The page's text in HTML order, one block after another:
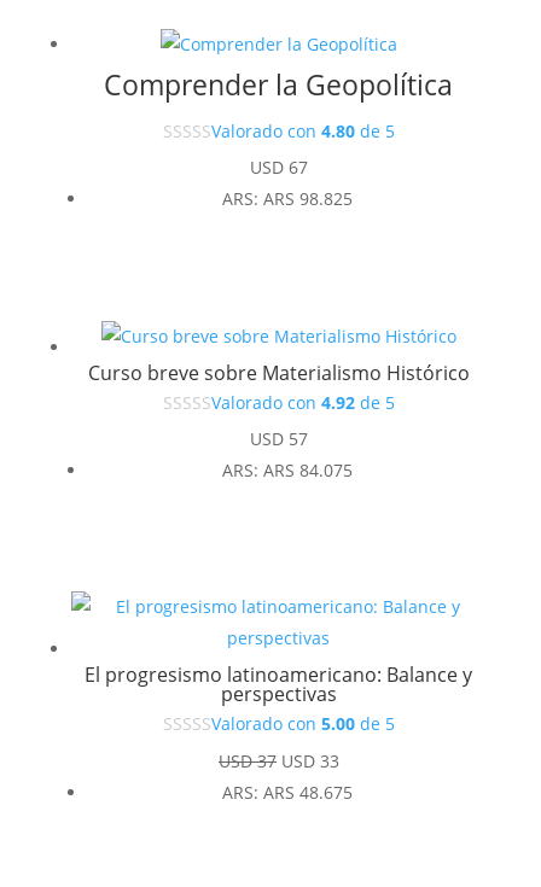
Comprender la Geopolítica
Valorado con 4.80de 5
USD67
ARS: ARS 98.825
Curso breve sobre Materialismo Histórico
Valorado con 4.92de 5
USD57
ARS: ARS 84.075
El progresismo latinoamericano: Balance y
perspectivas
Valorado con 5.00de 5
USD37 El
precio
USD33El
precio
ARS: ARS 48.675